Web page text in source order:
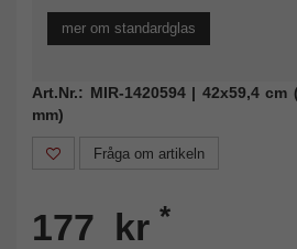
mer om standardglas
Art.Nr.: MIR-1420594 | 42x59,4
mm)
Fråga om artikeln
177 kr *